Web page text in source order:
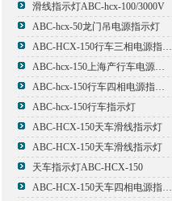
滑线指示灯ABC-hcx-100/3000V
ABC-hcx-50龙门吊电源指示灯
ABC-HCX-150行车三相电源指示灯
ABC-hcx-150上海产行车电源指示灯
ABC-hcx-150行车四相电源指示灯
ABC-hcx-150行车指示灯
ABC-HCX-150天车滑线指示灯
ABC-HCX-150天车滑线指示灯
天车指示灯ABC-HCX-150
ABC-HCX-150天车四相电源指示灯